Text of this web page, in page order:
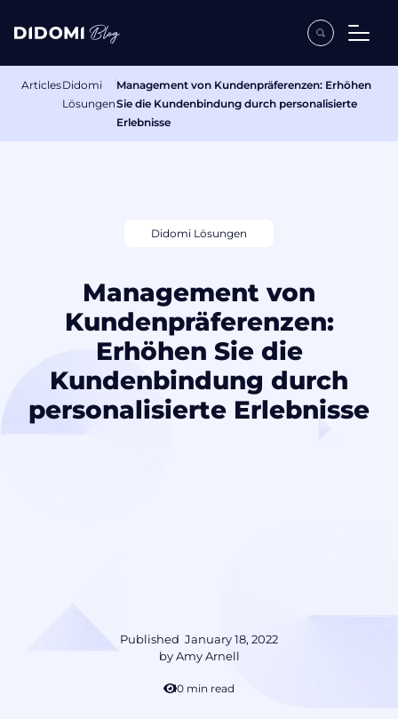
ArticlesDidomi
Lösungen
Management von Kundenpräferenzen: Erhöhen
Sie die Kundenbindung durch personalisierte
Erlebnisse
Didomi Lösungen
Management von
Kundenpräferenzen:
Erhöhen Sie die
Kundenbindung durch
personalisierte Erlebnisse
Published January 18, 2022
byAmy Arnell
10 min read